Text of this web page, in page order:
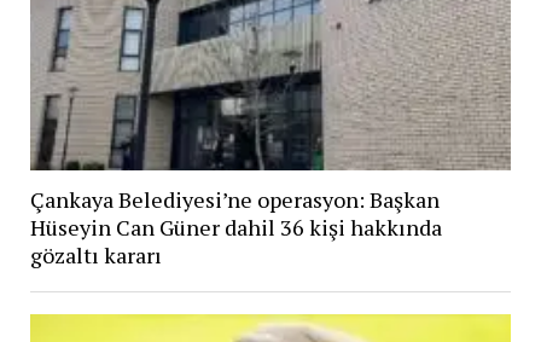
Çankaya Belediyesi’ne operasyon: Başkan
Hüseyin Can Güner dahil 36 kişi hakkında
gözaltı kararı